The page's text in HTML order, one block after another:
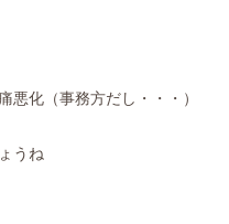
化（事務方だし・・・）
うね